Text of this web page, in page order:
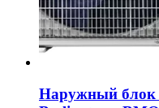
Наружный блок